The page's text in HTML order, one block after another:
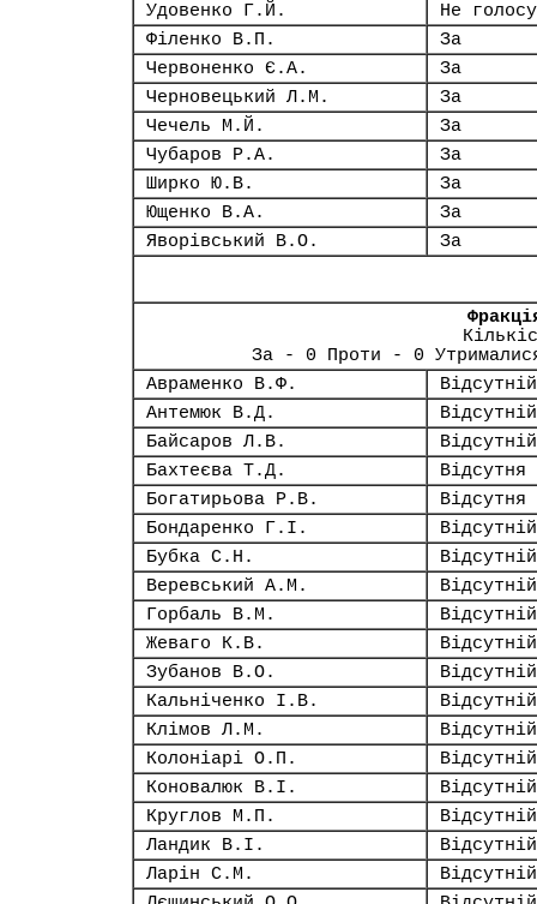
Удовенко Г.Й.
Не
Філенко В.П.
За
Червоненко Є.А.
За
Черновецький Л.М.
За
Чечель М.Й.
За
Чубаров Р.А.
За
Ширко Ю.В.
За
Ющенко В.А.
За
Яворівський В.О.
За
За - 0 Проти - 0
Авраменко В.Ф.
Відсутній
Антемюк В.Д.
Відсутній
Байсаров Л.В.
Відсутній
Бахтеєва Т.Д.
Відсутня
Богатирьова Р.В.
Відсутня
Бондаренко Г.І.
Відсутній
Бубка С.Н.
Відсутній
Веревський А.М.
Відсутній
Горбаль В.М.
Відсутній
Жеваго К.В.
Відсутній
Зубанов В.О.
Відсутній
Кальніченко І.В.
Відсутній
Клімов Л.М.
Відсутній
Колоніарі О.П.
Відсутній
Коновалюк В.І.
Відсутній
Круглов М.П.
Відсутній
Ландик В.І.
Відсутній
Ларін С.М.
Відсутній